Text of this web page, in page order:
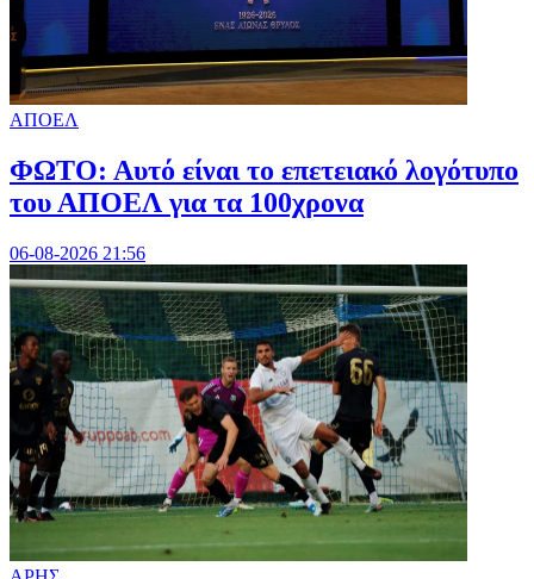
ΑΠΟΕΛ
ΦΩΤΟ: Αυτό είναι το επετειακό λογότυπο
του ΑΠΟΕΛ για τα 100χρονα
06-08-2026 21:56